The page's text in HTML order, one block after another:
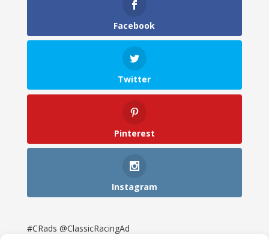
Facebook
Twitter
Pinterest
Instagram
#CRads @ClassicRacingAd